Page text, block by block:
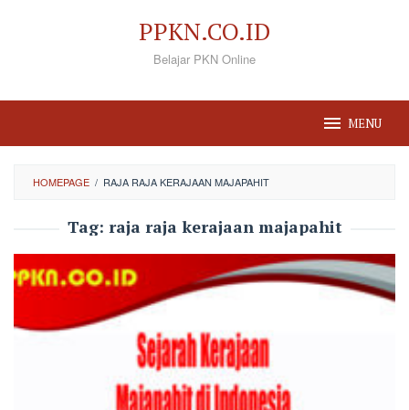
PPKN.CO.ID
Belajar PKN Online
MENU
HOMEPAGE / RAJA RAJA KERAJAAN MAJAPAHIT
Tag: raja raja kerajaan majapahit